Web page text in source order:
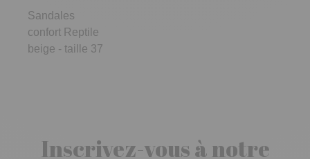
Sandales
confort Reptile
beige - taille 37
Inscrivez-vous à notre